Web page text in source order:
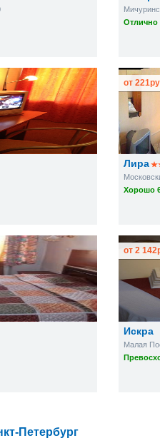
Отлично
Лира
Хорошо
от 221
Искра
Малая
от 2 142
Петербург